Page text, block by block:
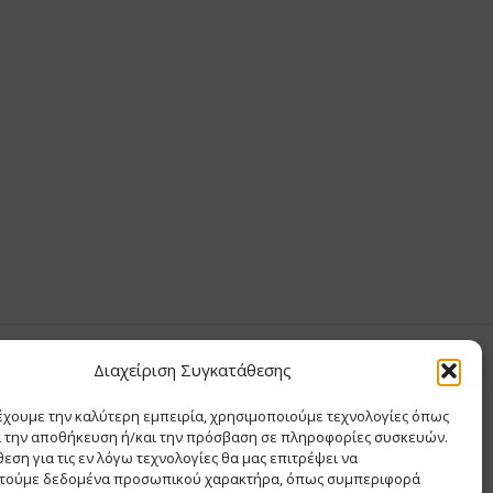
Διαχείριση Συγκατάθεσης
την καλύτερη εμπειρία, χρησιμοποιούμε τεχνολογίες όπως
την αποθήκευση ή/και την πρόσβαση σε πληροφορίες συσκευών.
για τις εν λόγω τεχνολογίες θα μας επιτρέψει να
δεδομένα προσωπικού χαρακτήρα, όπως συμπεριφορά
Θ ΚΑΙ ΣΙΑ ΜΟΝΟΠΡΟΣΩΠΗ ΙΚΕ